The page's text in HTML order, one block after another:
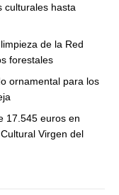
culturales hasta
de la Red
forestales
ornamental para los
17.545 euros en
Virgen del